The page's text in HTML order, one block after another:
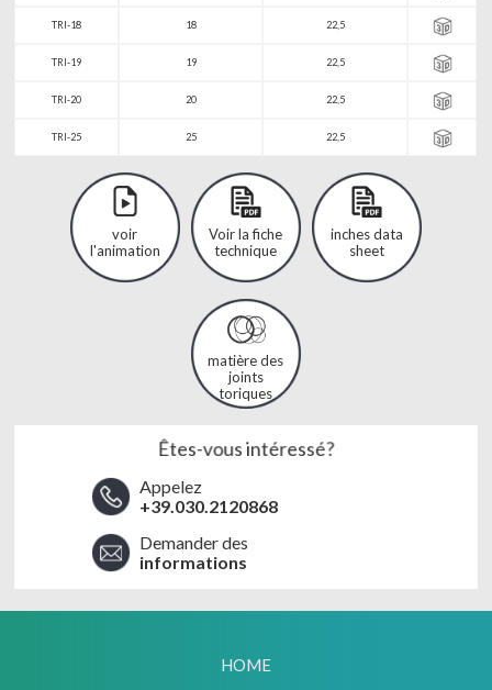
TRI-18 18 22,5
TRI-19 19 22,5
TRI-20 20 22,5
TRI-25 25 22,5
voir
l'animation
Voir la fiche
technique
inches data
sheet
matière des
joints
toriques
Êtes-vous intéressé?
Appelez
+39.030.2120868
Demander des
informations
HOME